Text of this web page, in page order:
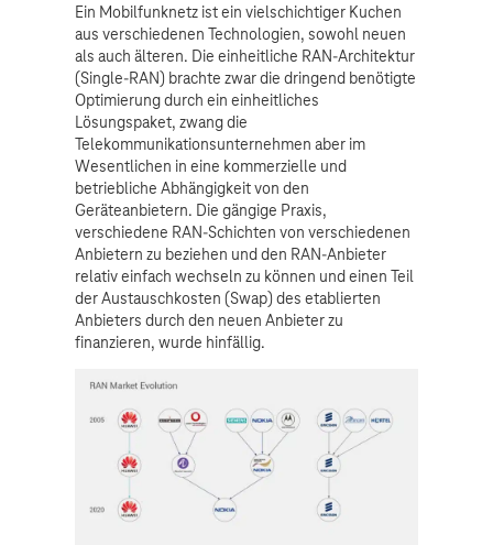
Ein Mobilfunknetz ist ein vielschichtiger Kuchen
aus verschiedenen Technologien, sowohl neuen
als auch älteren. Die einheitliche RAN-Architektur
(Single-RAN) brachte zwar die dringend benötigte
Optimierung durch ein einheitliches
Lösungspaket, zwang die
Telekommunikationsunternehmen aber im
Wesentlichen in eine kommerzielle und
betriebliche Abhängigkeit von den
Geräteanbietern. Die gängige Praxis,
verschiedene RAN-Schichten von verschiedenen
Anbietern zu beziehen und den RAN-Anbieter
relativ einfach wechseln zu können und einen Teil
der Austauschkosten (Swap) des etablierten
Anbieters durch den neuen Anbieter zu
finanzieren, wurde hinfällig.